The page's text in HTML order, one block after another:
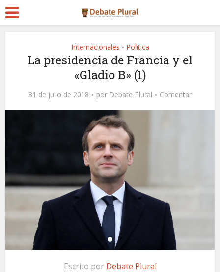
Internacionales • Politica
La presidencia de Francia y el
«Gladio B» (1)
31 de julio de 2018 por Debate Plural Comentar
Escrito por Debate Plural